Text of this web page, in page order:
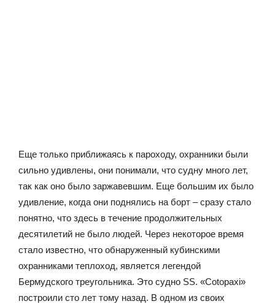
Еще только приближаясь к пароходу, охранники были
сильно удивлены, они понимали, что судну много лет,
так как оно было заржавевшим. Еще большим их было
удивление, когда они поднялись на борт – сразу стало
понятно, что здесь в течение продолжительных
десятилетий не было людей. Через некоторое время
стало известно, что обнаруженный кубинскими
охранниками теплоход, является легендой
Бермудского треугольника. Это судно SS. «Cotopaxi»
построили сто лет тому назад. В одном из своих